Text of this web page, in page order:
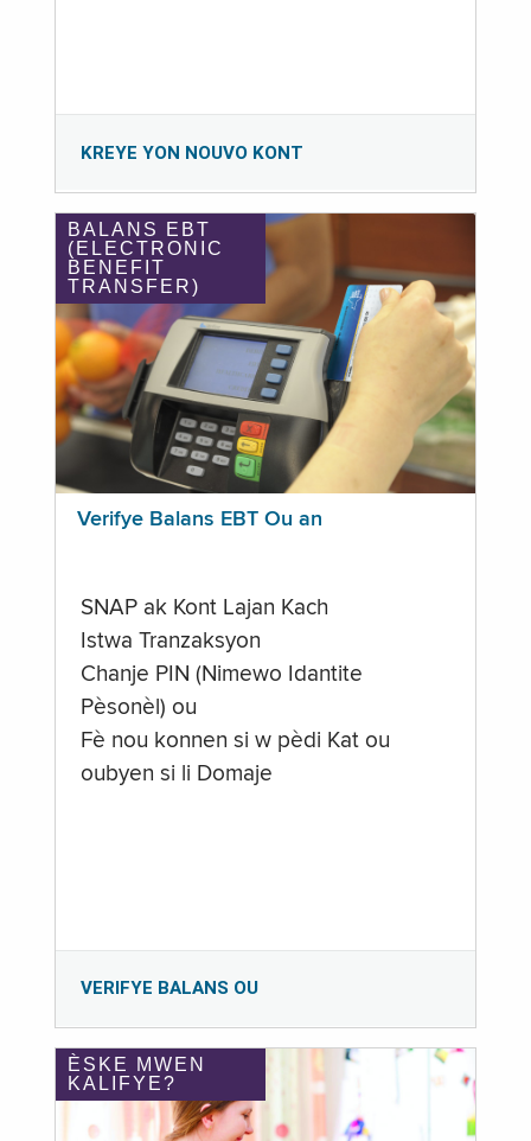
KREYE YON NOUVO KONT
BALANS EBT
(ELECTRONIC
BENEFIT
TRANSFER)
Verifye Balans EBT Ou an
SNAP ak Kont Lajan Kach
Istwa Tranzaksyon
Chanje PIN (Nimewo Idantite
Pèsonèl) ou
Fè nou konnen si w pèdi Kat ou
oubyen si li Domaje
VERIFYE BALANS OU
ÈSKE MWEN
KALIFYE?